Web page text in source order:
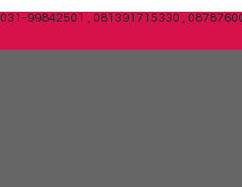
031-99842501 , 081391715330 ,